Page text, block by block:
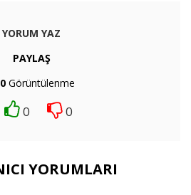
YORUM YAZ
PAYLAŞ
0Görüntülenme
0 0
YORUMLARI